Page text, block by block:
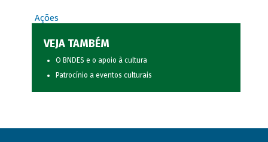
Ações
VEJA TAMBÉM
O BNDES e o apoio à cultura
Patrocínio a eventos culturais